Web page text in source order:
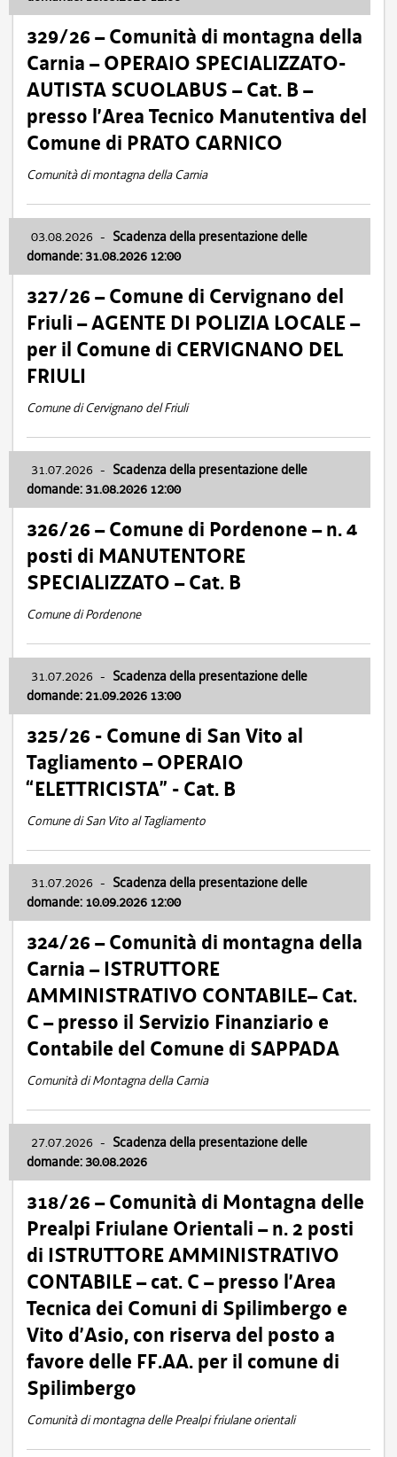
329/26 – Comunità di montagna della
Carnia – OPERAIO SPECIALIZZATO-
AUTISTA SCUOLABUS – Cat. B –
presso l’Area Tecnico Manutentiva del
Comune di PRATO CARNICO
Comunità di montagna della Carnia
03.08.2026 - Scadenza della presentazione delle
domande: 31.08.2026 12:00
327/26 – Comune di Cervignano del
Friuli – AGENTE DI POLIZIA LOCALE –
per il Comune di CERVIGNANO DEL
FRIULI
Comune di Cervignano del Friuli
31.07.2026 - Scadenza della presentazione delle
domande: 31.08.2026 12:00
326/26 – Comune di Pordenone – n. 4
posti di MANUTENTORE
SPECIALIZZATO – Cat. B
Comune di Pordenone
31.07.2026 - Scadenza della presentazione delle
domande: 21.09.2026 13:00
325/26 - Comune di San Vito al
Tagliamento – OPERAIO
“ELETTRICISTA” - Cat. B
Comune di San Vito al Tagliamento
31.07.2026 - Scadenza della presentazione delle
domande: 10.09.2026 12:00
324/26 – Comunità di montagna della
Carnia – ISTRUTTORE
AMMINISTRATIVO CONTABILE– Cat.
C – presso il Servizio Finanziario e
Contabile del Comune di SAPPADA
Comunità di Montagna della Carnia
27.07.2026 - Scadenza della presentazione delle
domande: 30.08.2026
318/26 – Comunità di Montagna delle
Prealpi Friulane Orientali – n. 2 posti
di ISTRUTTORE AMMINISTRATIVO
CONTABILE – cat. C – presso l’Area
Tecnica dei Comuni di Spilimbergo e
Vito d’Asio, con riserva del posto a
favore delle FF.AA. per il comune di
Spilimbergo
Comunità di montagna delle Prealpi friulane orientali